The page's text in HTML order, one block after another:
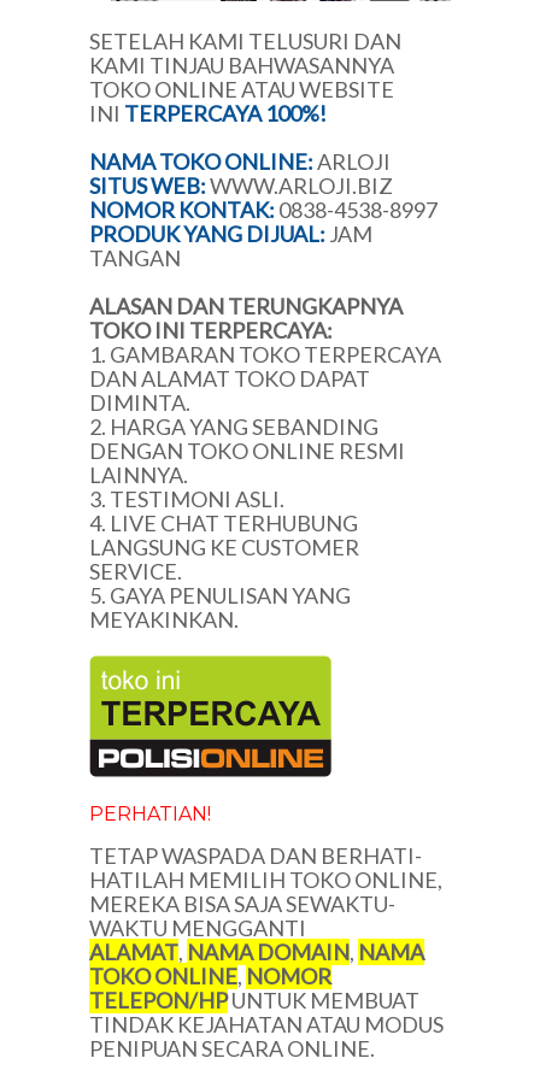
SETELAH KAMI TELUSURI DAN
KAMI TINJAU BAHWASANNYA
TOKO ONLINE ATAU WEBSITE
INI TERPERCAYA 100%!
NAMA TOKO ONLINE:ARLOJI
SITUS WEB:WWW.ARLOJI.BIZ
NOMOR KONTAK: 0838-4538-8997
PRODUK YANG DIJUAL: JAM
TANGAN
ALASAN DAN TERUNGKAPNYA
TOKO INI TERPERCAYA:
1. GAMBARAN TOKO TERPERCAYA
DAN ALAMAT TOKO DAPAT
DIMINTA.
2. HARGA YANG SEBANDING
DENGAN TOKO ONLINE RESMI
LAINNYA.
3. TESTIMONI ASLI.
4. LIVE CHAT TERHUBUNG
LANGSUNG KE CUSTOMER
SERVICE.
5. GAYA PENULISAN YANG
MEYAKINKAN.
PERHATIAN!
TETAP WASPADA DAN BERHATI-
HATILAH MEMILIH TOKO ONLINE,
MEREKA BISA SAJA SEWAKTU-
WAKTU MENGGANTI
ALAMAT, NAMA DOMAIN, NAMA
TOKO ONLINE, NOMOR
TELEPON/HPUNTUK MEMBUAT
TINDAK KEJAHATAN ATAU MODUS
PENIPUAN SECARA ONLINE.